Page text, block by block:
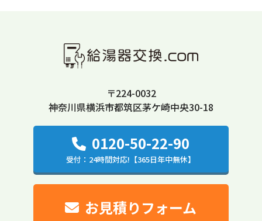
〒224-0032
神奈川県横浜市都筑区茅ケ崎中央30-18
0120-50-22-90
受付：24時間対応!【365日年中無休】
お見積りフォーム